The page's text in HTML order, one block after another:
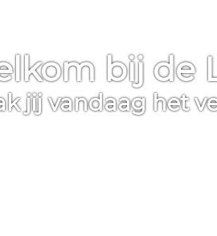
bij de
jij vandaag het